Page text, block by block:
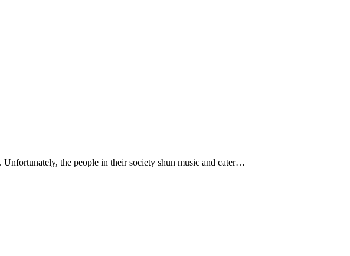
the people in their society shun music and cater…